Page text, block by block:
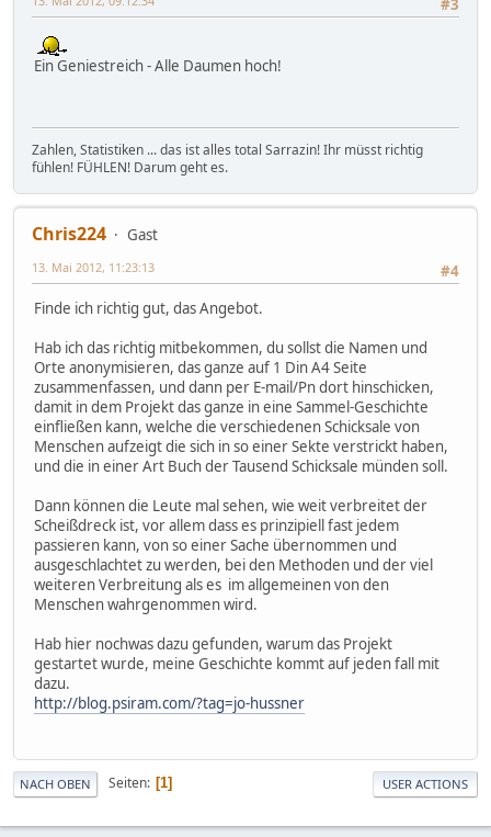
#3
Ein Geniestreich - Alle Daumen hoch!
Zahlen, Statistiken ... das ist alles total Sarrazin! Ihr müsst richtig
fühlen! FÜHLEN! Darum geht es.
Chris224
Gast
#4
13. Mai 2012, 11:23:13
Finde ich richtig gut, das Angebot.
Hab ich das richtig mitbekommen, du sollst die Namen und
Orte anonymisieren, das ganze auf 1 Din A4 Seite
zusammenfassen, und dann per E-mail/Pn dort hinschicken,
damit in dem Projekt das ganze in eine Sammel-Geschichte
einfließen kann, welche die verschiedenen Schicksale von
Menschen aufzeigt die sich in so einer Sekte verstrickt haben,
und die in einer Art Buch der Tausend Schicksale münden soll.
Dann können die Leute mal sehen, wie weit verbreitet der
Scheißdreck ist, vor allem dass es prinzipiell fast jedem
passieren kann, von so einer Sache übernommen und
ausgeschlachtet zu werden, bei den Methoden und der viel
weiteren Verbreitung als es im allgemeinen von den
Menschen wahrgenommen wird.
Hab hier nochwas dazu gefunden, warum das Projekt
gestartet wurde, meine Geschichte kommt auf jeden fall mit
dazu.
http://blog.psiram.com/?tag=jo-hussner
NACH OBEN Seiten 1 USER ACTIONS